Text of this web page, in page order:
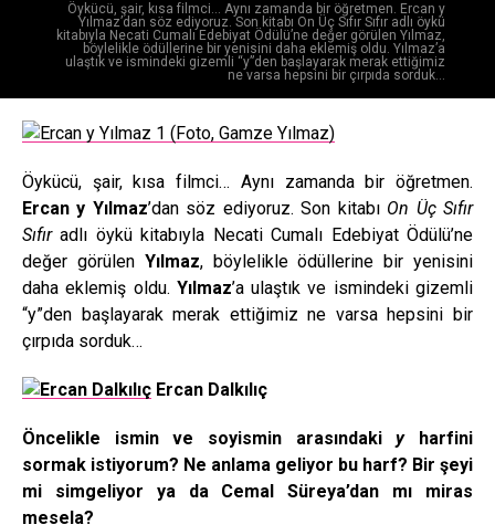
Öykücü, şair, kısa filmci… Aynı zamanda bir öğretmen. Ercan y
Yılmaz’dan söz ediyoruz. Son kitabı On Üç Sıfır Sıfır adlı öykü
kitabıyla Necati Cumalı Edebiyat Ödülü’ne değer görülen Yılmaz,
böylelikle ödüllerine bir yenisini daha eklemiş oldu. Yılmaz’a
ulaştık ve ismindeki gizemli “y”den başlayarak merak ettiğimiz
ne varsa hepsini bir çırpıda sorduk…
Öykücü, şair, kısa filmci… Aynı zamanda bir öğretmen.
Ercan y Yılmaz’dan söz ediyoruz. Son kitabı On Üç Sıfır
Sıfıradlı öykü kitabıyla Necati Cumalı Edebiyat Ödülü’ne
değer görülen Yılmaz, böylelikle ödüllerine bir yenisini
daha eklemiş oldu. Yılmaz’a ulaştık ve ismindeki gizemli
“y”den başlayarak merak ettiğimiz ne varsa hepsini bir
çırpıda sorduk…
Ercan Dalkılıç
Öncelikle ismin ve soyismin arasındakiyharfini
sormak istiyorum? Ne anlama geliyor bu harf? Bir şeyi
mi simgeliyor ya da Cemal Süreya’dan mı miras
mesela?